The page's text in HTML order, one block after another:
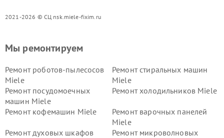
2021-2026 © СЦ nsk.miele-fixim.ru
Мы ремонтируем
Ремонт роботов-пылесосов
Miele
Ремонт стиральных машин
Miele
Ремонт посудомоечных
машин Miele
Ремонт холодильников Miele
Ремонт кофемашин Miele
Ремонт варочных панелей
Miele
Ремонт духовых шкафов
Ремонт микроволновых